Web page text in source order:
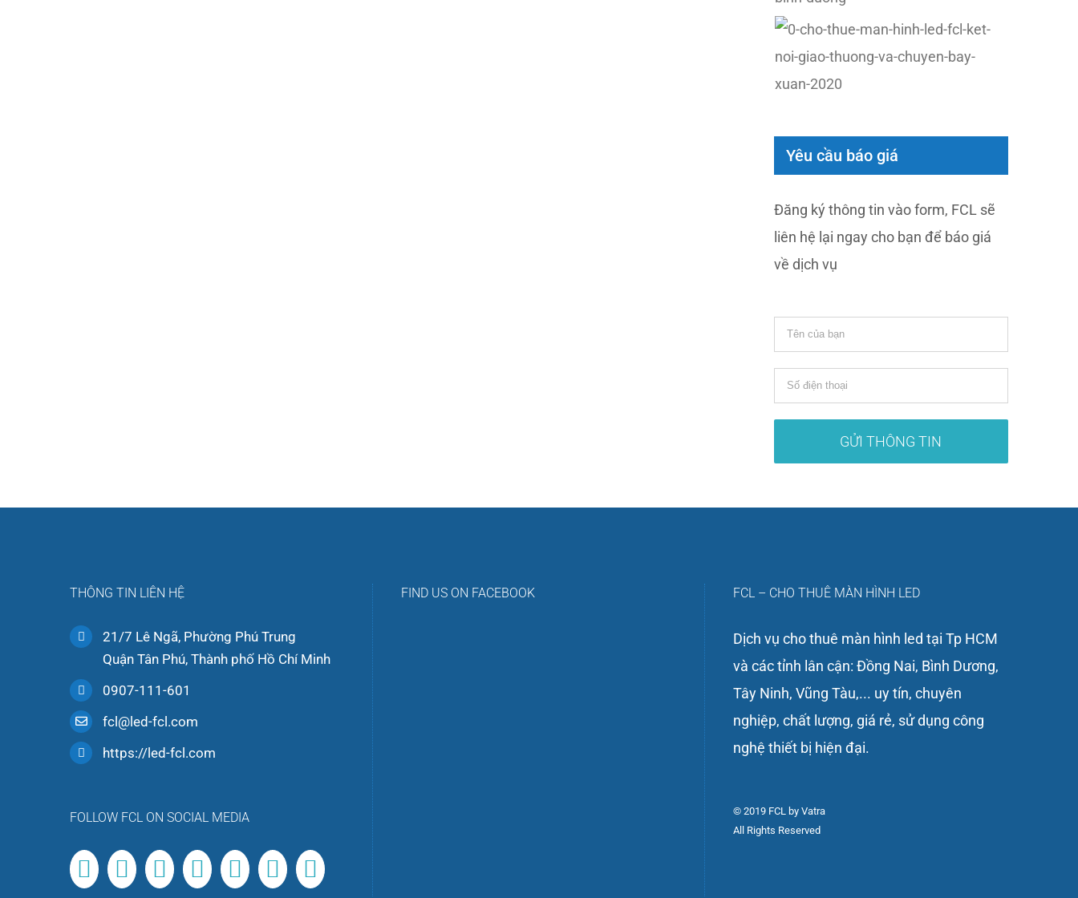
Yêu cầu báo giá
Đăng ký thông tin vào form, FCL sẽ
liên hệ lại ngay cho bạn để báo giá
về dịch vụ
THÔNG TIN LIÊN HỆ
21/7 Lê Ngã, Phường Phú Trung
Quận Tân Phú, Thành phố Hồ Chí Minh
0907-111-601
fcl@led-fcl.com
https://led-fcl.com
FOLLOW FCL ON SOCIAL MEDIA
FIND US ON FACEBOOK FCL – CHO THUÊ MÀN HÌNH LED
Dịch vụ cho thuê màn hình led tại Tp HCM
và các tỉnh lân cận: Đồng Nai, Bình Dương,
Tây Ninh, Vũng Tàu,... uy tín, chuyên
nghiệp, chất lượng, giá rẻ, sử dụng công
nghệ thiết bị hiện đại.
© 2019 FCL by Vatra
All Rights Reserved